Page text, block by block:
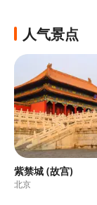
人气景点
紫禁城 (故宫)
北京